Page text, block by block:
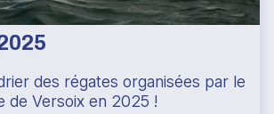
des régates organisées par le
de Versoix en 2025 !